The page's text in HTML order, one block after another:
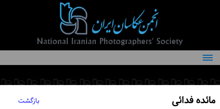
درباره انجمن
کمیته‌های انجمن
مائده فدائی بازگشت